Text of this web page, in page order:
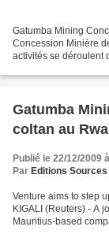
Gatumba Mining
Concession Minière
activités se déroulent
Gatumba
coltan au
Publié le 22/12/2009
Par Editions Sources
Venture aims to step
KIGALI (Reuters) - A
Mauritius-based